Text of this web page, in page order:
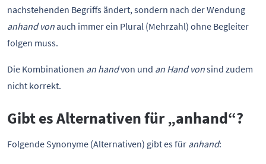
nachstehenden Begriffs ändert, sondern nach der Wendung
anhand vonauch immer ein Plural (Mehrzahl) ohne Begleiter
folgen muss.
Die Kombinationen an handvon und an Hand vonsind zudem
nicht korrekt.
Gibt es Alternativen für „anhand“?
Folgende Synonyme (Alternativen) gibt es für anhand: